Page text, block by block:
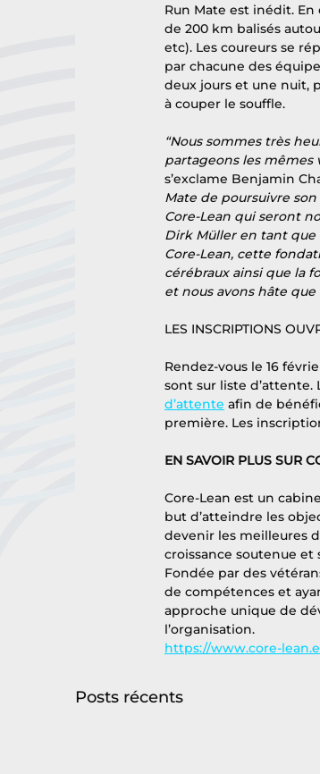
Run Mate est inédit.
de 200 km balisés
etc). Les coureurs se
par chacune des
deux jours et une nuit,
à couper le souffle.
“Nous sommes très
partageons les mêmes
s’exclame Benjamin
Mate de poursuivre
Core-Lean qui seront
Dirk Müller en tant que
Core-Lean, cette
cérébraux ainsi que la
et nous avons hâte que
LES INSCRIPTIONS
Rendez-vous le 16
sont sur liste d’attente.
d’attente afin de
première. Les
EN SAVOIR PLUS SUR
Core-Lean est un
but d’atteindre les
devenir les meilleures
croissance soutenue
Fondée par des
de compétences et
approche unique de
l’organisation.
https://www.core-
Posts récents